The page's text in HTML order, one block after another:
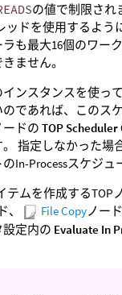
の値で制限され
ッドを使用するよう
も最大16個のワー
ません。
ンスタンスを使っ
であれば、このス
ドの TOP
指定しなかった場
In-Processスケジュ
テムを作成するTOP
、 File Copy ノード
定内の Evaluate In